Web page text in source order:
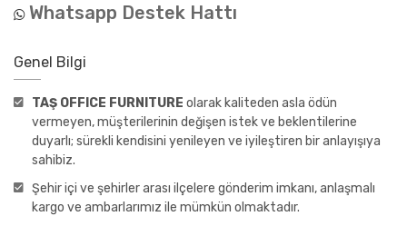
Whatsapp Destek Hattı
Genel Bilgi
TAŞ OFFICE FURNITURE olarak kaliteden asla ödün
vermeyen, müşterilerinin değişen istek ve beklentilerine
duyarlı; sürekli kendisini yenileyen ve iyileştiren bir anlayışıya
sahibiz.
Şehir içi ve şehirler arası ilçelere gönderim imkanı, anlaşmalı
kargo ve ambarlarımız ile mümkün olmaktadır.